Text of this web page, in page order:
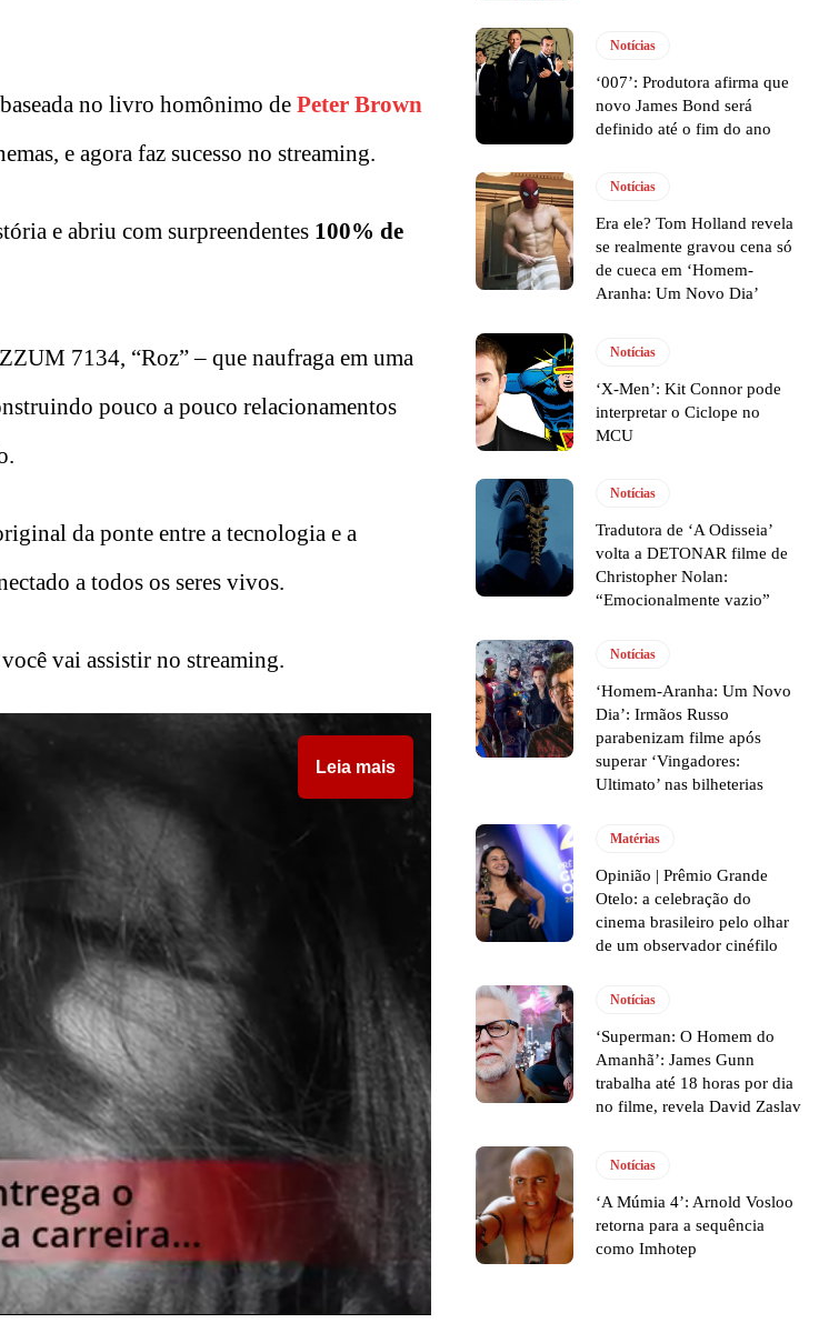
baseada no livro homônimo de Peter Brown
e agora faz sucesso no streaming.
e abriu com surpreendentes 100% de
7134, “Roz” – que naufraga em uma
pouco a pouco relacionamentos
da ponte entre a tecnologia e a
a todos os seres vivos.
vai assistir no streaming.
Leia mais
Notícias
‘007’: Produtora afirma que
novo James Bond será
definido até o fim do ano
Notícias
Era ele? Tom Holland revela
se realmente gravou cena só
de cueca em ‘Homem-
Aranha: Um Novo Dia’
Notícias
‘X-Men’: Kit Connor pode
interpretar o Ciclope no
MCU
Notícias
Tradutora de ‘A Odisseia’
volta a DETONAR filme de
Christopher Nolan:
“Emocionalmente vazio”
Notícias
‘Homem-Aranha: Um Novo
Dia’: Irmãos Russo
parabenizam filme após
superar ‘Vingadores:
Ultimato’ nas bilheterias
Matérias
Opinião | Prêmio Grande
Otelo: a celebração do
cinema brasileiro pelo olhar
de um observador cinéfilo
Notícias
‘Superman: O Homem do
Amanhã’: James Gunn
trabalha até 18 horas por dia
no filme, revela David Zaslav
Notícias
‘A Múmia 4’: Arnold Vosloo
retorna para a sequência
como Imhotep